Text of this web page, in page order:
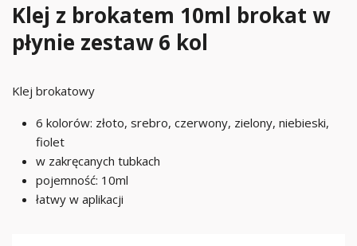
Klej z brokatem 10ml brokat w
płynie zestaw 6 kol
Klej brokatowy
6 kolorów: złoto, srebro, czerwony, zielony, niebieski,
fiolet
w zakręcanych tubkach
pojemność: 10ml
łatwy w aplikacji